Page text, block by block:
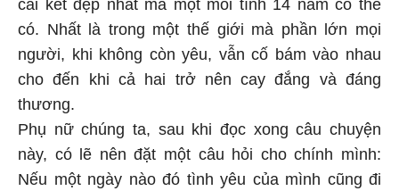
có. Nhất là trong một thế giới mà phần lớn mọi
người, khi không còn yêu, vẫn cố bám vào nhau
cho đến khi cả hai trở nên cay đắng và đáng
thương.
Phụ nữ chúng ta, sau khi đọc xong câu chuyện
này, có lẽ nên đặt một câu hỏi cho chính mình:
Nếu một ngày nào đó tình yêu của mình cũng đi